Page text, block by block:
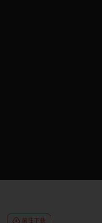
前往下载